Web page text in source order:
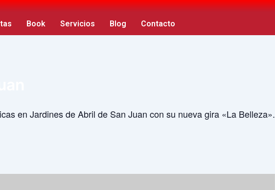
Book Servicios Blog Contacto
en Jardines de Abril de San Juan con su nueva gira «La Belleza».